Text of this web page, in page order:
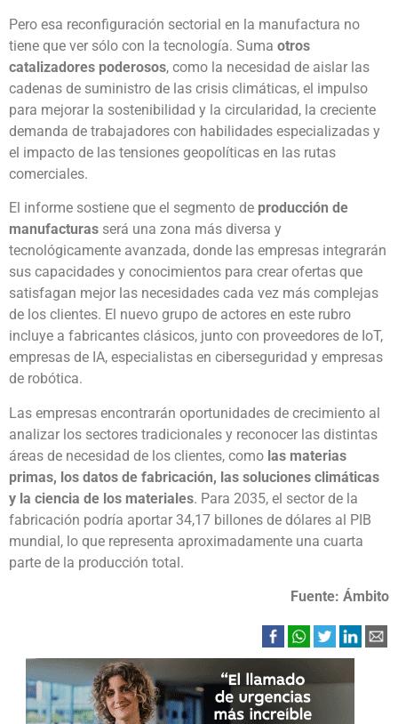
Pero esa reconfiguración sectorial en la manufactura no
tiene que ver sólo con la tecnología. Suma otros
catalizadores poderosos, como la necesidad de aislar las
cadenas de suministro de las crisis climáticas, el impulso
para mejorar la sostenibilidad y la circularidad, la creciente
demanda de trabajadores con habilidades especializadas y
el impacto de las tensiones geopolíticas en las rutas
comerciales.
El informe sostiene que el segmento de producción de
manufacturas será una zona más diversa y
tecnológicamente avanzada, donde las empresas integrarán
sus capacidades y conocimientos para crear ofertas que
satisfagan mejor las necesidades cada vez más complejas
de los clientes. El nuevo grupo de actores en este rubro
incluye a fabricantes clásicos, junto con proveedores de IoT,
empresas de IA, especialistas en ciberseguridad y empresas
de robótica.
Las empresas encontrarán oportunidades de crecimiento al
analizar los sectores tradicionales y reconocer las distintas
áreas de necesidad de los clientes, como las materias
primas, los datos de fabricación, las soluciones climáticas
y la ciencia de los materiales. Para 2035, el sector de la
fabricación podría aportar 34,17 billones de dólares al PIB
mundial, lo que representa aproximadamente una cuarta
parte de la producción total.
Fuente: Ámbito